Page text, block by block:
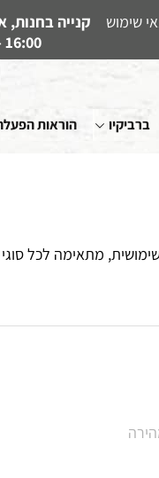
שימוש
16:00 - זמן אספקה למוצרים - עד 7 ימי עסקים מיום קבלת ההזמנה
ברביקיו הוראות
מתאימה לכל